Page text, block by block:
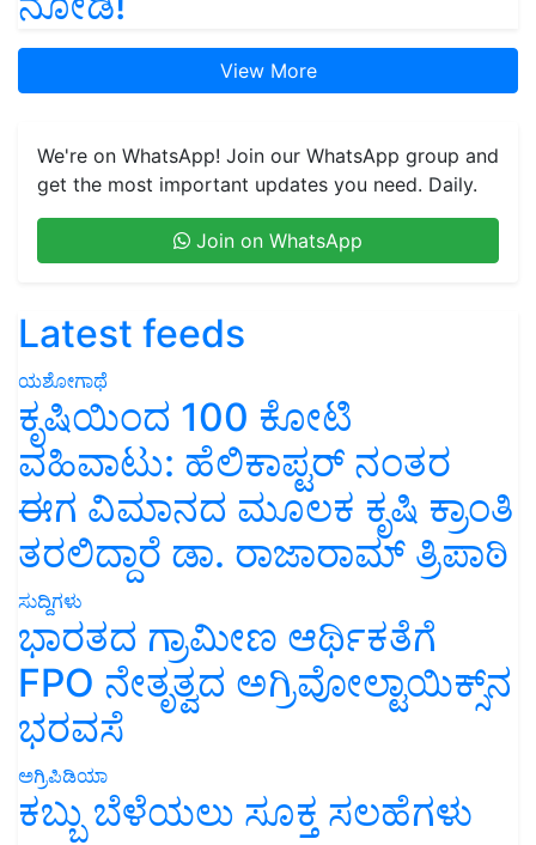
View More
We're on WhatsApp! Join our WhatsApp group and
get the most important updates you need. Daily.
Join on WhatsApp
Latest feeds
ಯಶೋಗಾಥೆ
ಕೃಷಿಯಿಂದ 100 ಕೋಟಿ
ವಹಿವಾಟು: ಹೆಲಿಕಾಪ್ಟರ್ ನಂತರ
ಈಗ ವಿಮಾನದ ಮೂಲಕ ಕೃಷಿ ಕ್ರಾಂತಿ
ತರಲಿದ್ದಾರೆ ಡಾ. ರಾಜಾರಾಮ್ ತ್ರಿಪಾಠಿ
ಸುದ್ದಿಗಳು
ಭಾರತದ ಗ್ರಾಮೀಣ ಆರ್ಥಿಕತೆಗೆ
FPO ನೇತೃತ್ವದ ಅಗ್ರಿವೋಲ್ಟಾಯಿಕ್ಸ್‌ನ
ಭರವಸೆ
ಅಗ್ರಿಪಿಡಿಯಾ
ಕಬ್ಬು ಬೆಳೆಯಲು ಸೂಕ್ತ ಸಲಹೆಗಳು